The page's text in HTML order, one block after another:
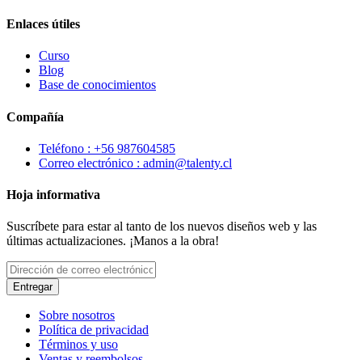
Enlaces útiles
Curso
Blog
Base de conocimientos
Compañía
Teléfono : +56 987604585
Correo electrónico : admin@talenty.cl
Hoja informativa
Suscríbete para estar al tanto de los nuevos diseños web y las
últimas actualizaciones. ¡Manos a la obra!
Entregar
Sobre nosotros
Política de privacidad
Términos y uso